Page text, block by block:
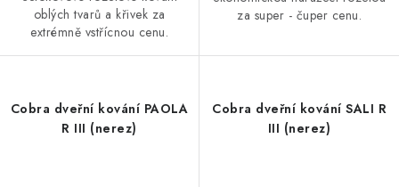
oblých tvarů a křivek za
extrémně vstřícnou cenu.
za super - čuper cenu.
Cobra dveřní kování PAOLA
R III (nerez)
Cobra dveřní kování SALI R
III (nerez)